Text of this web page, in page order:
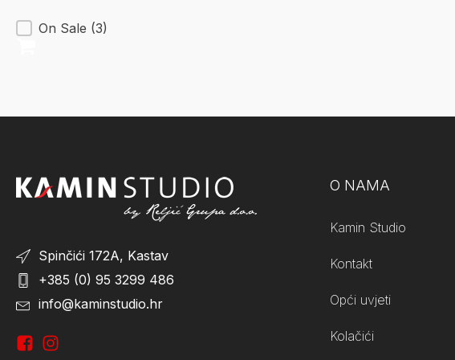
On Sale (3)
Spinčići 172A, Kastav
+385 (0) 95 3299 486
info@kaminstudio.hr
O NAMA
Kamin Studio
Kontakt
Opći uvjeti
Kolačići